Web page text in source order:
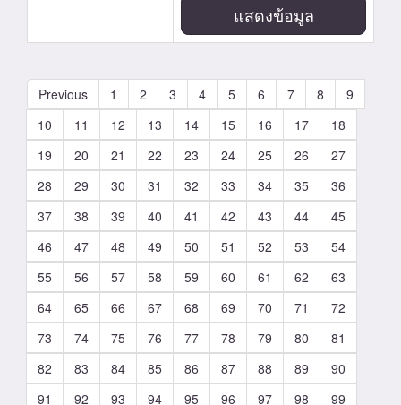
แสดงข้อมูล
Previous 1 2 3 4 5 6 7 8
9
10
11 12 13 14 15 16 17
18
19
20 21 22 23 24 25 26
27
28
29 30 31 32 33 34 35
36
37
38 39 40 41 42 43 44
45
46
47 48 49 50 51 52 53
54
55
56 57 58 59 60 61 62
63
64
65 66 67 68 69 70 71
72
73
74 75 76 77 78 79 80
81
82
83 84 85 86 87 88 89
90
91
92 93 94 95 96 97 98
99